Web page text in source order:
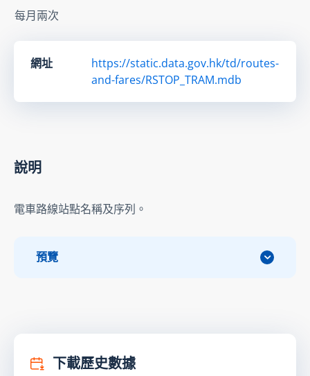
每月兩次
網址
https://static.data.gov.hk/td/routes-
and-fares/RSTOP_TRAM.mdb
說明
電車路線站點名稱及序列。
預覽
下載歷史數據